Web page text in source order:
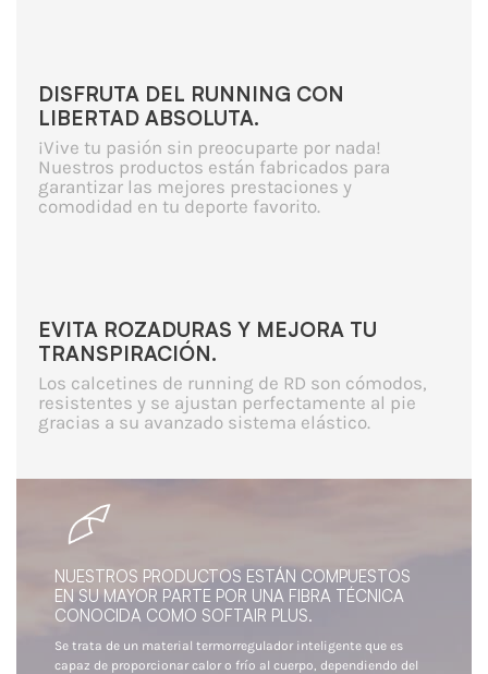
DISFRUTA DEL RUNNING CON
LIBERTAD ABSOLUTA.
¡Vive tu pasión sin preocuparte por nada!
Nuestros productos están fabricados para
garantizar las mejores prestaciones y
comodidad en tu deporte favorito.
EVITA ROZADURAS Y MEJORA TU
TRANSPIRACIÓN.
Los calcetines de running de RD son cómodos,
resistentes y se ajustan perfectamente al pie
gracias a su avanzado sistema elástico.
NUESTROS PRODUCTOS ESTÁN COMPUESTOS
EN SU MAYOR PARTE POR UNA FIBRA TÉCNICA
CONOCIDA COMO SOFTAIR PLUS.
Se trata de un material termorregulador inteligente que es
capaz de proporcionar calor o frío al cuerpo, dependiendo del